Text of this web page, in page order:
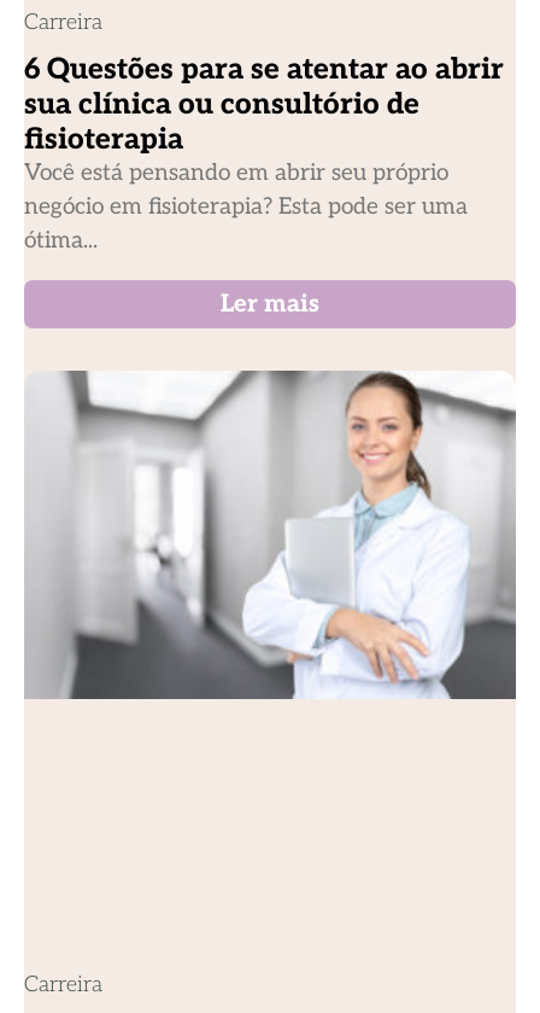
Carreira
6 Questões para se atentar ao abrir
sua clínica ou consultório de
fisioterapia
Você está pensando em abrir seu próprio
negócio em fisioterapia? Esta pode ser uma
ótima...
Ler mais
Carreira